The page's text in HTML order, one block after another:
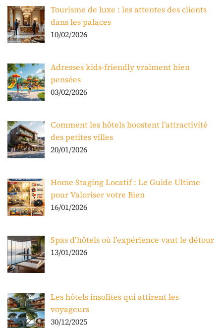
Tourisme de luxe : les attentes des clients
dans les palaces
10/02/2026
Adresses kids-friendly vraiment bien
pensées
03/02/2026
Comment les hôtels boostent l’attractivité
des petites villes
20/01/2026
Home Staging Locatif : Le Guide Ultime
pour Valoriser votre Bien
16/01/2026
Spas d’hôtels où l’expérience vaut le détour
13/01/2026
Les hôtels insolites qui attirent les
voyageurs
30/12/2025